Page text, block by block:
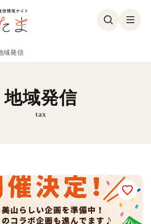
買う
メンバー紹介 お問い合わせ
域発信
地域発信
tax